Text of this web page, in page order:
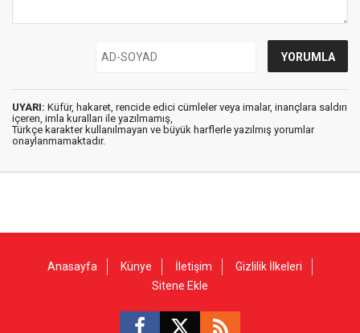
UYARI: Küfür, hakaret, rencide edici cümleler veya imalar, inançlara saldırı
içeren, imla kuralları ile yazılmamış,
Türkçe karakter kullanılmayan ve büyük harflerle yazılmış yorumlar
onaylanmamaktadır.
Anasayfa Künye İletişim
Gizlilik İlkeleri
Sitene Ekle